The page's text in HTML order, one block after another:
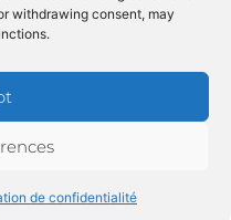
withdrawing consent, may
de confidentialité